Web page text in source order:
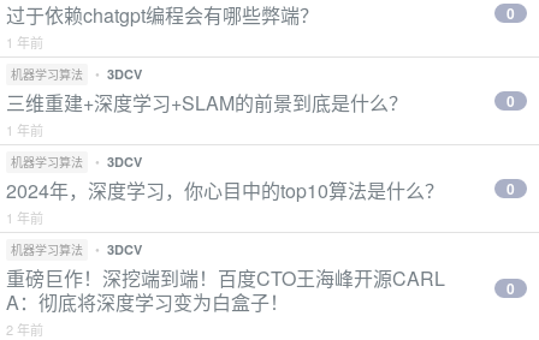
过于依赖chatgpt编程会有哪些弊端？
1 年前
0
机器学习算法 • 3DCV
三维重建+深度学习+SLAM的前景到底是什么？
1 年前
0
机器学习算法 • 3DCV
2024年，深度学习，你心目中的top10算法是什么？
1 年前
0
机器学习算法 • 3DCV
重磅巨作！深挖端到端！百度CTO王海峰开源CARL
A：彻底将深度学习变为白盒子！
2 年前
0